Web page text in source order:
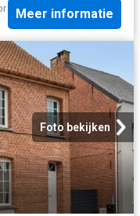
Meer informatie
Foto bekijken